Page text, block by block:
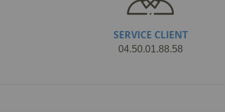
SERVICE CLIENT
04.50.01.88.58